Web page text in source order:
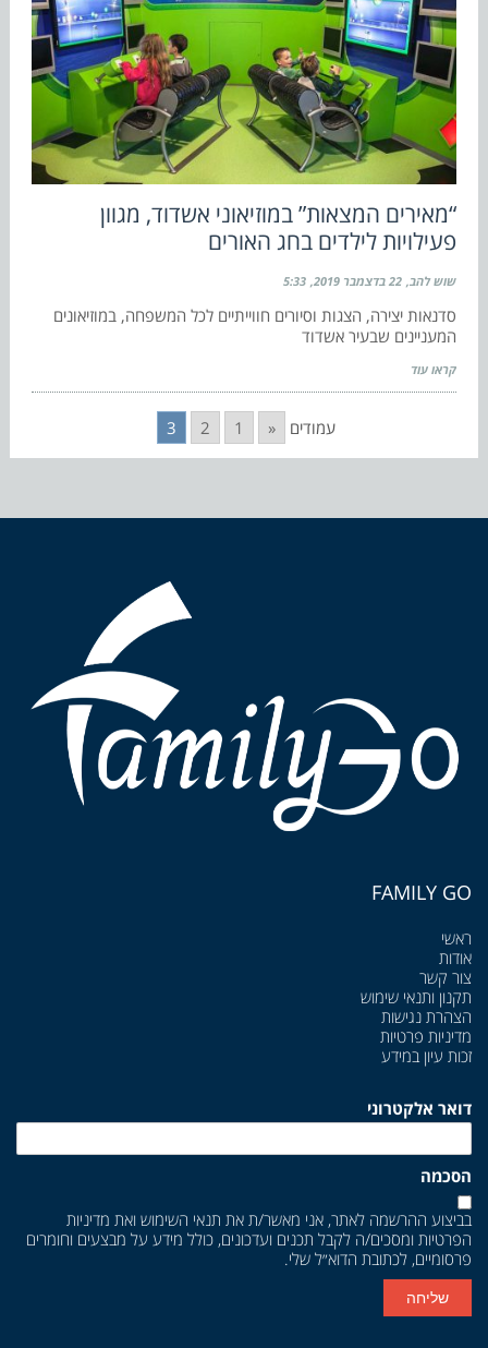
“מאירים המצאות” במוזיאוני אשדוד, מגוון
פעילויות לילדים בחג האורים
שוש להב 22 בדצמבר 2019 5:33
סדנאות יצירה, הצגות וסיורים חווייתיים לכל המשפחה, במוזיאונים
המעניינים שבעיר אשדוד
קראו עוד
עמודים «
1
2
3
FAMILY GO
ראשי
אודות
צור קשר
תקנון ותנאי שימוש
הצהרת נגישות
מדיניות פרטיות
זכות עיון במידע
דואר אלקטרוני
הסכמה
בביצוע ההרשמה לאתר, אני מאשר/ת את תנאי השימוש ואת מדיניות
הפרטיות ומסכים/ה לקבל תכנים ועדכונים, כולל מידע על מבצעים וחומרים
פרסומיים, לכתובת הדוא״ל שלי.
שליחה